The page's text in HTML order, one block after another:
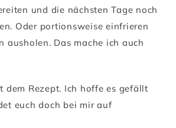
und die nächsten Tage noch
Oder portionsweise einfrieren
ausholen. Das mache ich auch
dem Rezept. Ich hoffe es gefällt
euch doch bei mir auf